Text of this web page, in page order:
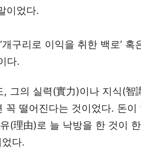
이었다.
구리로 이익을 취한 백로’ 혹
다.
그의 실력(實力)이나 지식(智
떨어진다는 것이었다. 돈이
(理由)로 늘 낙방을 한 것이
다.